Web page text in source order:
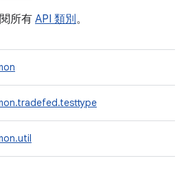
所有 API 類別。